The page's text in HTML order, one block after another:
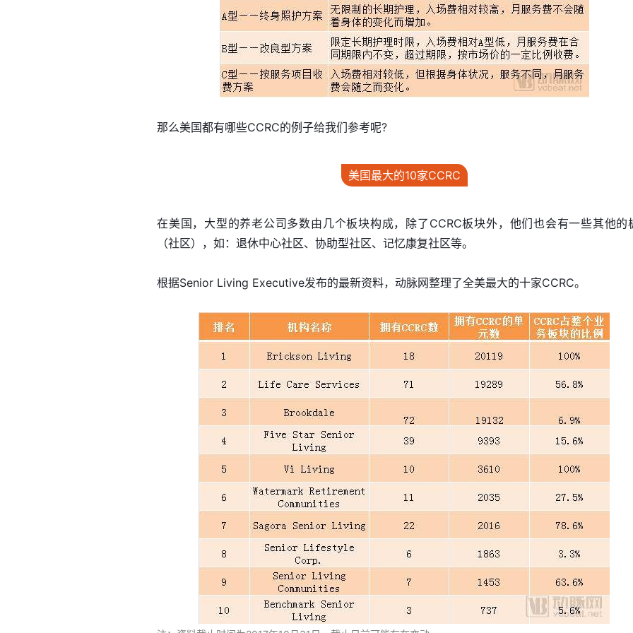
那么美国都有哪些CCRC的例子给我们参考呢?
美国最大的10家CCRC
在美国，大型的养老公司多数由几个板块构成，除了CCRC板块外，他们也会有一些其他的
（社区），如：退休中心社区、协助型社区、记忆康复社区等。
根据Senior Living Executive发布的最新资料，动脉网整理了全美最大的十家CCRC。